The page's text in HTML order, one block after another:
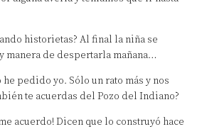
historietas? Al final la niña se
manera de despertarla mañana…
pedido yo. Sólo un rato más y nos
te acuerdas del Pozo del Indiano?
acuerdo! Dicen que lo construyó hace